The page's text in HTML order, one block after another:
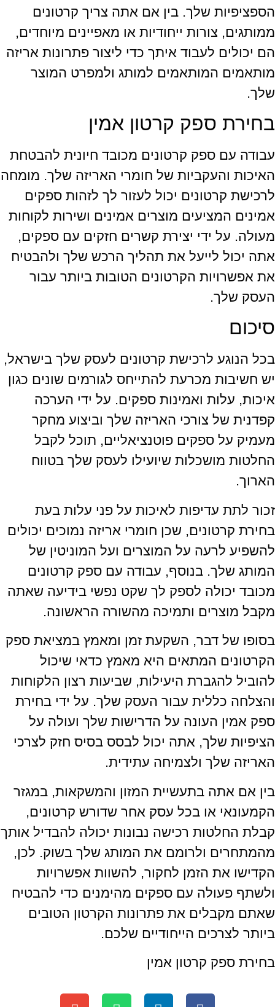
הספציפיות שלך. בין אם אתה צריך קרטונים
ממותגים, צורות ייחודיות או מאפיינים מיוחדים,
הם יכולים לעבוד איתך כדי ליצור פתרונות אריזה
מותאמים המותאמים למותג ולמפרט המוצר
שלך.
בחירת ספק קרטון אמין
עבודה עם ספק קרטונים מכובד חיונית להבטחת
האיכות והעקביות של חומרי האריזה שלך. מומחה
לרכישת קרטונים יכול לעזור לך לזהות ספקים
אמינים המציעים מוצרים אמינים ושירות לקוחות
מעולה. על ידי יצירת קשרים חזקים עם ספקים,
אתה יכול לייעל את תהליך הרכש שלך ולהבטיח
את אפשרויות הקרטונים הטובות ביותר עבור
העסק שלך.
סיכום
בכל הנוגע לרכישת קרטונים לעסק שלך בישראל,
יש חשיבות מכרעת להתייחס לגורמים שונים כגון
איכות, עלות ואמינות ספקים. על ידי הערכה
קפדנית של צורכי האריזה שלך וביצוע מחקר
מעמיק על ספקים פוטנציאליים, תוכל לקבל
החלטות מושכלות שיועילו לעסק שלך בטווח
הארוך.
זכור לתת עדיפות לאיכות על פני עלות בעת
בחירת קרטונים, שכן חומרי אריזה נמוכים יכולים
להשפיע לרעה על המוצרים ועל המוניטין של
המותג שלך. בנוסף, עבודה עם ספק קרטונים
מכובד יכולה לספק לך שקט נפשי בידיעה שאתה
מקבל מוצרים ותמיכה מהשורה הראשונה.
בסופו של דבר, השקעת זמן ומאמץ במציאת ספק
הקרטונים המתאים היא מאמץ כדאי שיכול
להוביל להגברת היעילות, שביעות רצון הלקוחות
והצלחה כללית עבור העסק שלך. על ידי בחירת
ספק אמין העונה על הדרישות שלך ועולה על
הציפיות שלך, אתה יכול לבסס בסיס חזק לצרכי
האריזה שלך ולצמיחה עתידית.
בין אם אתה בתעשיית המזון והמשקאות, במגזר
הקמעונאי או בכל עסק אחר שדורש קרטונים,
קבלת החלטות רכישה נבונות יכולה להבדיל אותך
מהמתחרים ולרומם את המותג שלך בשוק. לכן,
הקדישו את הזמן לחקור, להשוות אפשרויות
ולשתף פעולה עם ספקים מהימנים כדי להבטיח
שאתם מקבלים את פתרונות הקרטון הטובים
ביותר לצרכים הייחודיים שלכם.
בחירת ספק קרטון אמין